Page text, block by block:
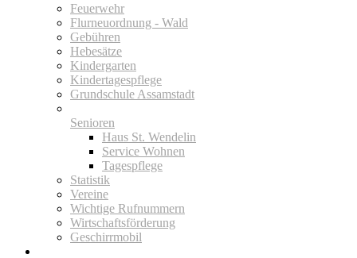
Feuerwehr
Flurneuordnung - Wald
Gebühren
Hebesätze
Kindergarten
Kindertagespflege
Grundschule Assamstadt
Senioren
Haus St. Wendelin
Service Wohnen
Tagespflege
Statistik
Vereine
Wichtige Rufnummern
Wirtschaftsförderung
Geschirrmobil